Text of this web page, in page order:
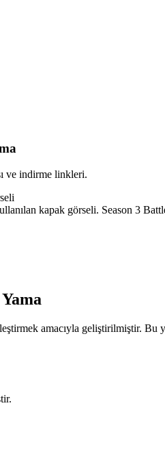
ve indirme linkleri.
kapak görseli. Season 3
amacıyla geliştirilmiştir.